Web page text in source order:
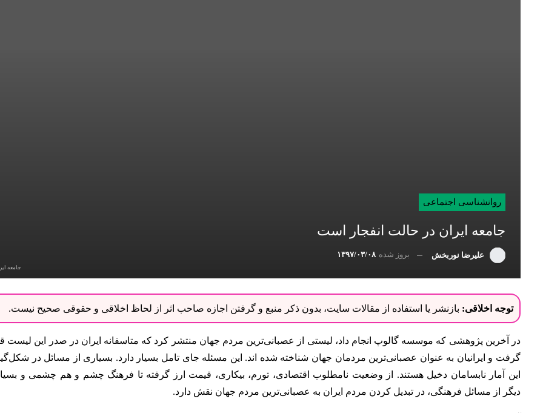
روانشناسی اجتماعی
جامعه ایران در حالت انفجار است
علیرضا نوربخش بروز شده ۱۳۹۷/۰۳/۰۸
جامعه
توجه اخلاقی: بازنشر یا استفاده از مقالات سایت، بدون ذکر منبع و گرفتن اجازه صاحب اثر از لحاظ اخلاقی و حقوقی صحیح نیست.
در آخرین پژوهشی که موسسه گالوپ انجام داد، لیستی از عصبانی‌ترین مردم جهان منتشر کرد که متاسفانه ایران در صدر این لیست
گرفت و ایرانیان به عنوان عصبانی‌ترین مردمان جهان شناخته شده اند. این مسئله جای تامل بسیار دارد. بسیاری از مسائل در
این آمار نابسامان دخیل هستند. از وضعیت نامطلوب اقتصادی، تورم، بیکاری، قیمت ارز گرفته تا فرهنگ چشم و هم چشمی و
دیگر از مسائل فرهنگی، در تبدیل کردن مردم ایران به عصبانی‌ترین مردم جهان نقش دارد.